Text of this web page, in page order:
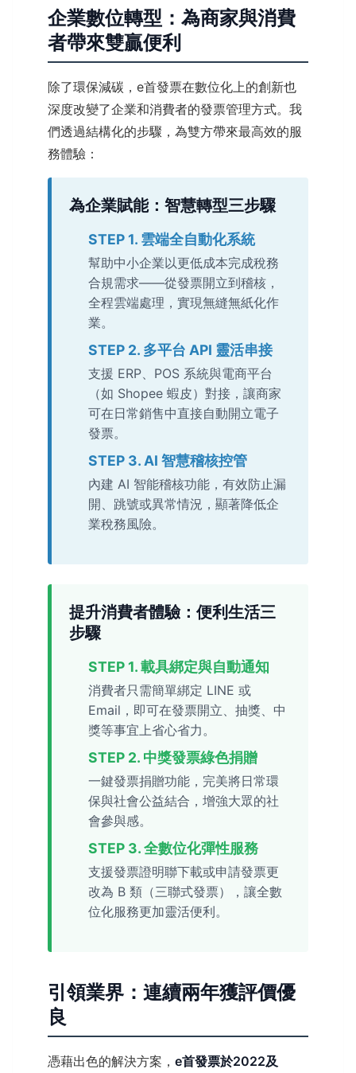
企業數位轉型：為商家與消費
者帶來雙贏便利
除了環保減碳，e首發票在數位化上的創新也
深度改變了企業和消費者的發票管理方式。我
們透過結構化的步驟，為雙方帶來最高效的服
務體驗：
為企業賦能：智慧轉型三步驟
STEP 1. 雲端全自動化系統
幫助中小企業以更低成本完成稅務
合規需求——從發票開立到稽核，
全程雲端處理，實現無縫無紙化作
業。
STEP 2. 多平台 API 靈活串接
支援 ERP、POS 系統與電商平台
（如 Shopee 蝦皮）對接，讓商家
可在日常銷售中直接自動開立電子
發票。
STEP 3. AI 智慧稽核控管
內建 AI 智能稽核功能，有效防止漏
開、跳號或異常情況，顯著降低企
業稅務風險。
提升消費者體驗：便利生活三
步驟
STEP 1. 載具綁定與自動通知
消費者只需簡單綁定 LINE 或
Email，即可在發票開立、抽獎、中
獎等事宜上省心省力。
STEP 2. 中獎發票綠色捐贈
一鍵發票捐贈功能，完美將日常環
保與社會公益結合，增強大眾的社
會參與感。
STEP 3. 全數位化彈性服務
支援發票證明聯下載或申請發票更
改為 B 類（三聯式發票），讓全數
位化服務更加靈活便利。
引領業界：連續兩年獲評價優
良
憑藉出色的解決方案， e首發票於2022及